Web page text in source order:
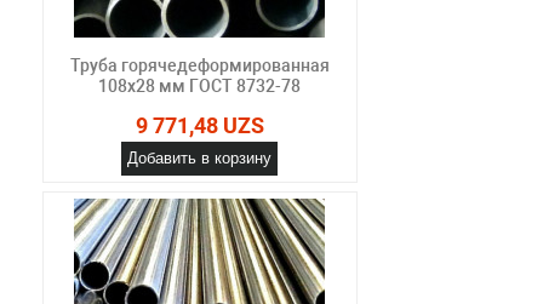
Труба горячедеформированная
108х28 мм ГОСТ 8732-78
9 771,48 UZS
Добавить в корзину